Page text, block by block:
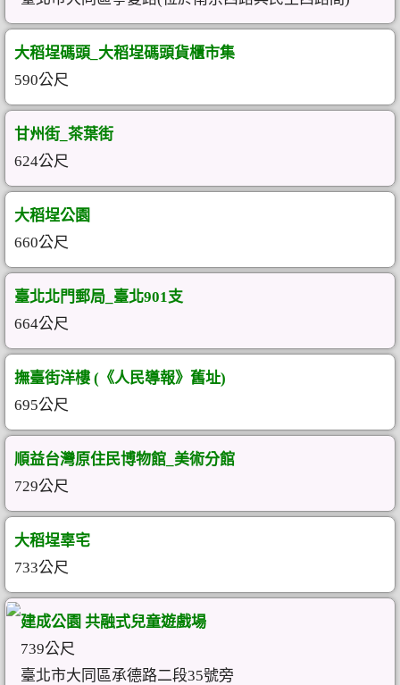
大稻埕碼頭_大稻埕碼頭貨櫃市集
590公尺
甘州街_茶葉街
624公尺
大稻埕公園
660公尺
臺北北門郵局_臺北901支
664公尺
撫臺街洋樓 (《人民導報》舊址)
695公尺
順益台灣原住民博物館_美術分館
729公尺
大稻埕辜宅
733公尺
建成公園 共融式兒童遊戲場
739公尺
臺北市大同區承德路二段35號旁